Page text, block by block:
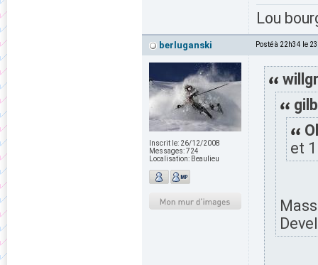
Lou
berluganski Posté à 22h34 le
Inscrit le: 26/12/2008
Messages:724
Localisation: Beaulieu
et